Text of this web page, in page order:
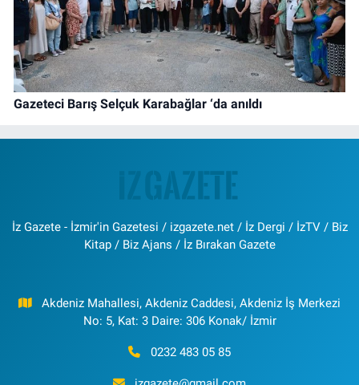
Gazeteci Barış Selçuk Karabağlar ‘da anıldı
İz Gazete - İzmir'in Gazetesi / izgazete.net / İz Dergi / İzTV / Biz
Kitap / Biz Ajans / İz Bırakan Gazete
Akdeniz Mahallesi, Akdeniz Caddesi, Akdeniz İş Merkezi
No: 5, Kat: 3 Daire: 306 Konak/ İzmir
0232 483 05 85